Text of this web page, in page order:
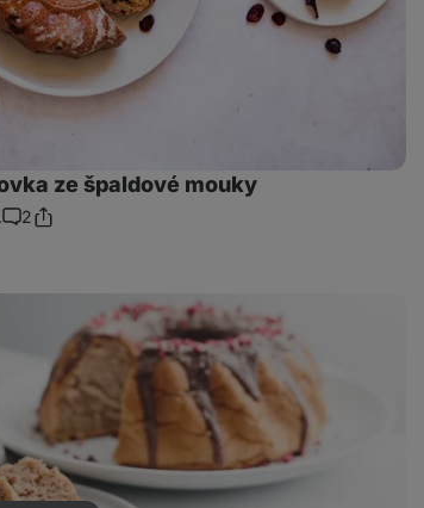
ze špaldové mouky
Komentáře
2Sdílet